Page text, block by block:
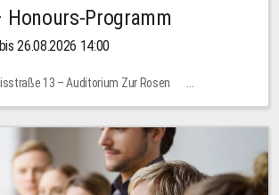
Honours-Programm
26.08.2026 14:00
13 – Auditorium Zur Rosen